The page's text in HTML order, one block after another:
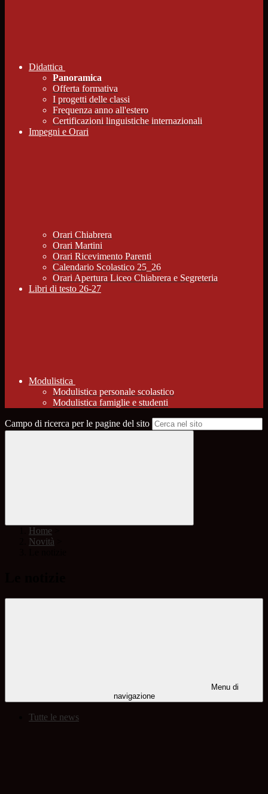
Didattica
Panoramica
Offerta formativa
I progetti delle classi
Frequenza anno all'estero
Certificazioni linguistiche internazionali
Impegni e Orari
Orari Chiabrera
Orari Martini
Orari Ricevimento Parenti
Calendario Scolastico 25_26
Orari Apertura Liceo Chiabrera e Segreteria
Libri di testo 26-27
Modulistica
Modulistica personale scolastico
Modulistica famiglie e studenti
Campo di ricerca per le pagine del sito
Home
Novità
Menu di
navigazione
Tutte le news